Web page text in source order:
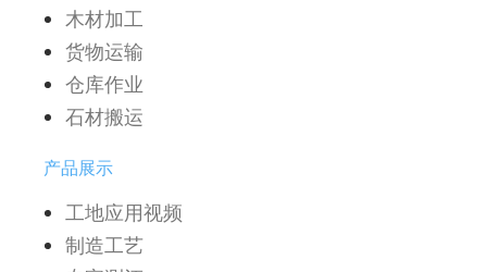
木材加工
货物运输
仓库作业
石材搬运
产品展示
工地应用视频
制造工艺